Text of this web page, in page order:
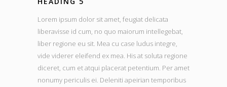
Lorem ipsum dolor sit amet, feugiat delicata
liberavisse id cum, no quo maiorum intellegebat,
liber regione eu sit. Mea cu case ludus integre,
vide viderer eleifend ex mea. His at soluta regione
diceret, cum et atqui placerat petentium. Per amet
nonumy periculis ei. Deleniti apeirian temporibus